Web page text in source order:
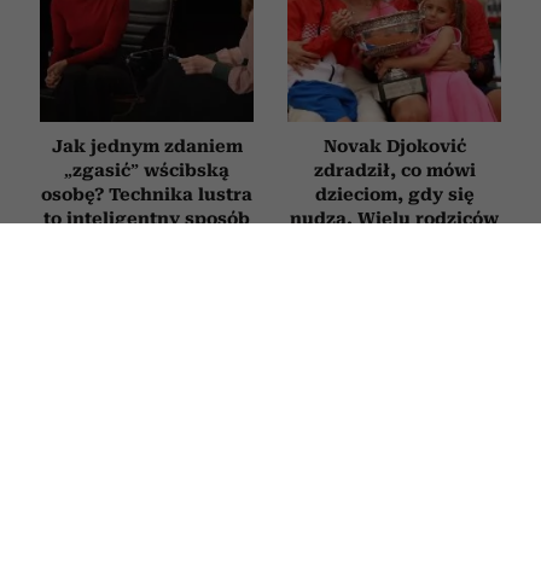
Jak jednym zdaniem
„zgasić” wścibską
osobę? Technika lustra
to inteligentny sposób
Novak Djoković
zdradził, co mówi
dzieciom, gdy się
nudzą. Wielu rodziców